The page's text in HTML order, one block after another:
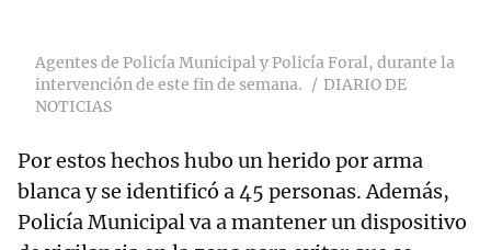
Agentes de Policía Municipal y Policía Foral, durante la
intervención de este fin de semana.
DIARIO DE
NOTICIAS
Por estos hechos hubo un herido por arma
blanca y se identificó a 45 personas. Además,
Policía Municipal va a mantener un dispositivo